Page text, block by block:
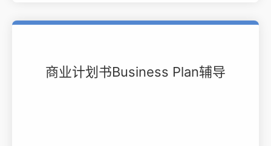
商业计划书Business Plan辅导